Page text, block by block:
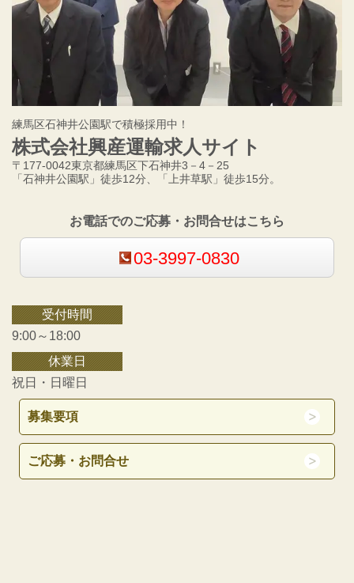
練馬区石神井公園駅で積極採用中！
株式会社興産運輸求人サイト
〒177-0042東京都練馬区下石神井3－4－25
「石神井公園駅」徒歩12分、「上井草駅」徒歩15分。
お電話でのご応募・お問合せはこちら
03-3997-0830
受付時間
9:00～18:00
休業日
祝日・日曜日
募集要項
ご応募・お問合せ